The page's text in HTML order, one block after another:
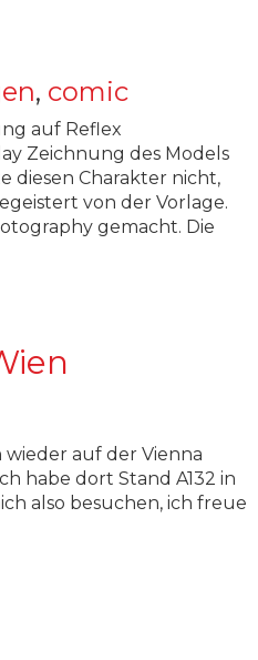
, comic
auf Reflex
Zeichnung des Models
diesen Charakter nicht,
von der Vorlage.
gemacht. Die
wieder auf der Vienna
habe dort Stand A132 in
also besuchen, ich freue